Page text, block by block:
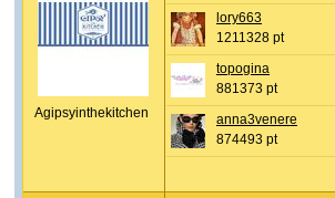
Agipsyinthekitchen
lory663
1211328 pt
topogina
881373 pt
anna3venere
874493 pt